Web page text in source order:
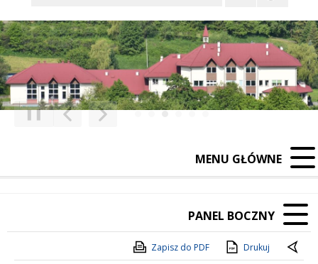
Poprzedni Element
Następny Element
❚❚
MENU GŁÓWNE
PANEL BOCZNY
Zapisz do PDF Drukuj